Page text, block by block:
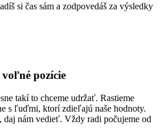
si čas sám a zodpovedáš za výsledky
pozície
takí to chceme udržať. Rastieme
s ľuďmi, ktorí zdieľajú naše hodnoty.
daj nám vedieť. Vždy radi počujeme od